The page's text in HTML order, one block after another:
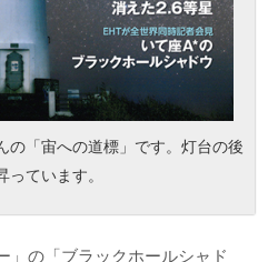
の「宙への道標」です。灯台の後
ています。
」の「ブラックホールシャド